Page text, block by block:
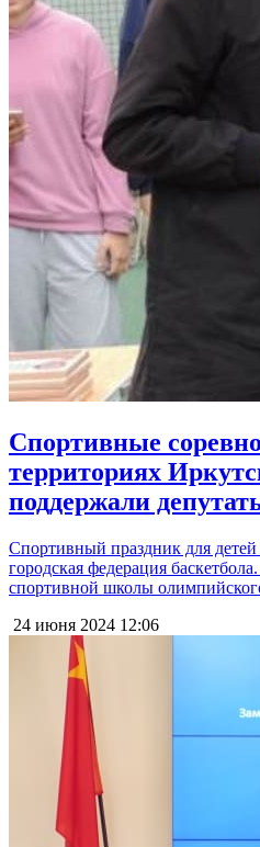
Спортивные
территориях
поддержали
Спортивный праздник для детей
городская федерация
спортивной школы
24 июня 2024 12:06